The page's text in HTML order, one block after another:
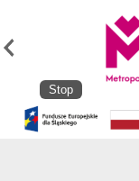
Stop